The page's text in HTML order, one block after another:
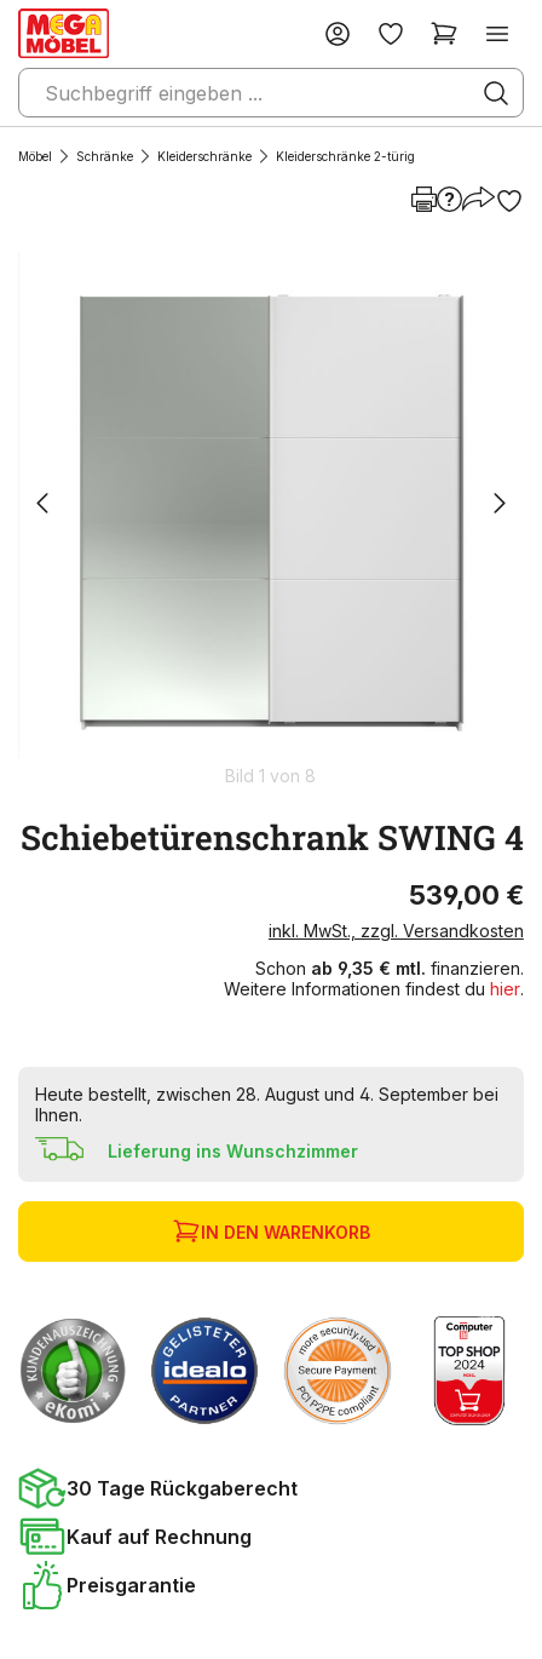
Möbel Schränke Kleiderschränke Kleiderschränke 2-türig
Bild 1 von 8
Schiebetürenschrank SWING 4
539,00 €
inkl. MwSt., zzgl. Versandkosten
Schon ab 9,35 € mtl. finanzieren.
Weitere Informationen findest du hier.
Heute bestellt, zwischen 28. August und 4. September bei
Ihnen.
Lieferung ins Wunschzimmer
IN DEN WARENKORB
30 Tage Rückgaberecht
Kauf auf Rechnung
Preisgarantie